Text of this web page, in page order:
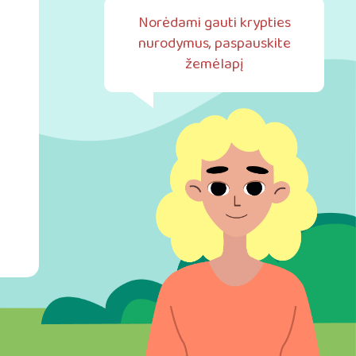
Norėdami gauti krypties
nurodymus, paspauskite
žemėlapį